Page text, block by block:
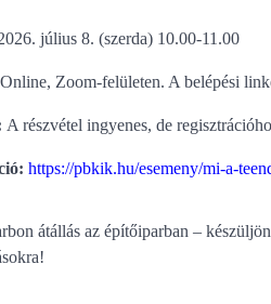
július 8. (szerda) 10.00-11.00
Online, Zoom-felületen. A belépési
A részvétel ingyenes, de
https://pbkik.hu/esemeny/mi-a-
átállás az építőiparban –